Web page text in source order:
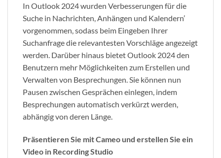
In Outlook 2024 wurden Verbesserungen für die
Suche in Nachrichten, Anhängen und Kalendern’
vorgenommen, sodass beim Eingeben Ihrer
Suchanfrage die relevantesten Vorschläge angezeigt
werden. Darüber hinaus bietet Outlook 2024 den
Benutzern mehr Möglichkeiten zum Erstellen und
Verwalten von Besprechungen. Sie können nun
Pausen zwischen Gesprächen einlegen, indem
Besprechungen automatisch verkürzt werden,
abhängig von deren Länge.
Präsentieren Sie mit Cameo und erstellen Sie ein
Video in Recording Studio